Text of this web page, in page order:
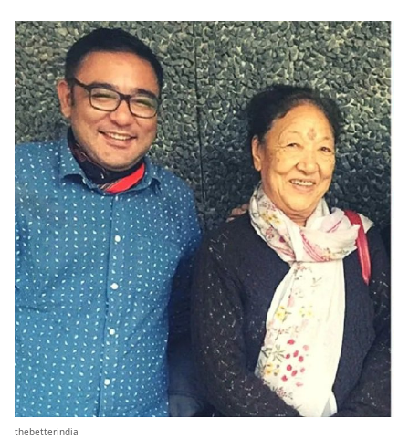
thebetterindia